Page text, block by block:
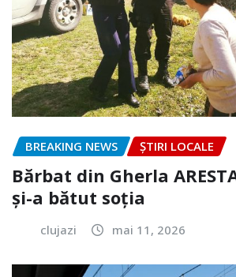
BREAKING NEWS ȘTIRI LOCALE
Bărbat din Gherla
și-a bătut soția
clujazi mai 11, 2026